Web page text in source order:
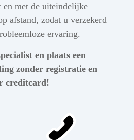
en met de uiteindelijke
afstand, zodat u verzekerd
ervaring.
en plaats een
zonder registratie en
creditcard!